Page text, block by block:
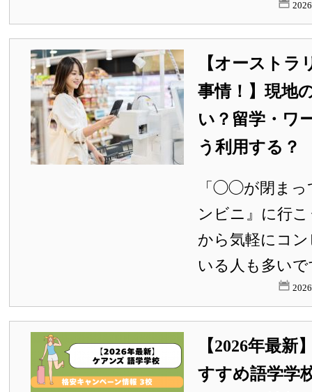
【オーストラ
事情！】現地
い？留学・ワ
う利用する？
「◯◯が閉まっ
ンビニ』に行
から気軽にコ
いる人も多い
【2026年最
すすめ語学学